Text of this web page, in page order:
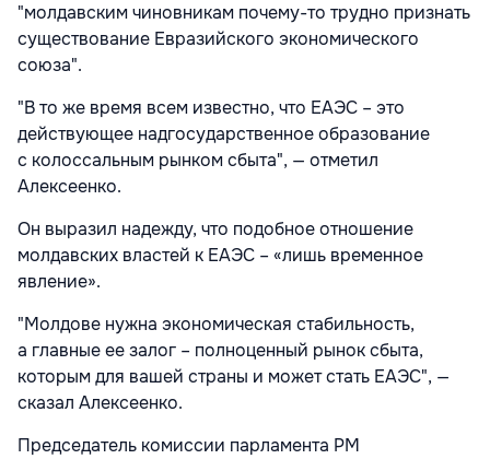
"молдавским чиновникам почему-то трудно признать
существование Евразийского экономического
союза".
"В то же время всем известно, что ЕАЭС – это
действующее надгосударственное образование
с колоссальным рынком сбыта", — отметил
Алексеенко.
Он выразил надежду, что подобное отношение
молдавских властей к ЕАЭС – «лишь временное
явление».
"Молдове нужна экономическая стабильность,
а главные ее залог – полноценный рынок сбыта,
которым для вашей страны и может стать ЕАЭС", —
сказал Алексеенко.
Председатель комиссии парламента РМ